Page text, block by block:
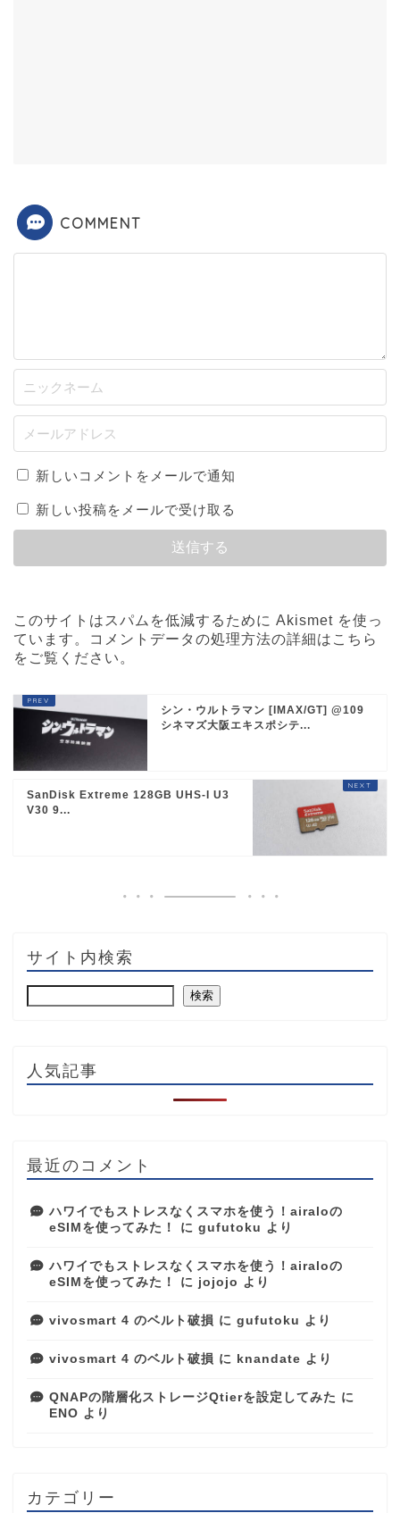
COMMENT
新しいコメントをメールで通知
新しい投稿をメールで受け取る
このサイトはスパムを低減するために Akismet を使っ
ています。
コメントデータの処理方法の詳細はこちら
をご覧ください。
シン・ウルトラマン [IMAX/GT] @109
シネマズ大阪エキスポシテ...
SanDisk Extreme 128GB UHS-I U3
V30 9...
サイト内検索
検索
人気記事
最近のコメント
ハワイでもストレスなくスマホを使う！airaloの
eSIMを使ってみた！
に gufutoku より
ハワイでもストレスなくスマホを使う！airaloの
eSIMを使ってみた！
に jojojo より
vivosmart 4 のベルト破損 に gufutoku より
vivosmart 4 のベルト破損 に knandate より
QNAPの階層化ストレージQtierを設定してみた に
ENO より
カテゴリー